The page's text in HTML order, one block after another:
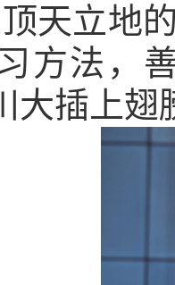
天立地
方法，
大插上翅